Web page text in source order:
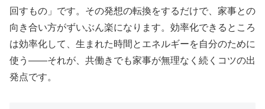
回すもの」です。その発想の転換をするだけで、家事との
向き合い方がずいぶん楽になります。効率化できるところ
は効率化して、生まれた時間とエネルギーを自分のために
使う——それが、共働きでも家事が無理なく続くコツの出
発点です。